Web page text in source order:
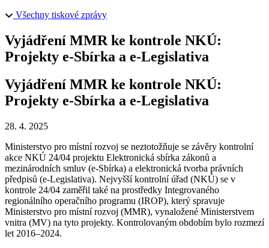
Všechny tiskové zprávy
Vyjádření MMR ke kontrole NKÚ:
Projekty e-Sbírka a e-Legislativa
Vyjádření MMR ke kontrole NKÚ:
Projekty e-Sbírka a e-Legislativa
28. 4. 2025
Ministerstvo pro místní rozvoj se neztotožňuje se závěry kontrolní
akce NKÚ 24/04 projektu Elektronická sbírka zákonů a
mezinárodních smluv (e-Sbírka) a elektronická tvorba právních
předpisů (e-Legislativa). Nejvyšší kontrolní úřad (NKÚ) se v
kontrole 24/04 zaměřil také na prostředky Integrovaného
regionálního operačního programu (IROP), který spravuje
Ministerstvo pro místní rozvoj (MMR), vynaložené Ministerstvem
vnitra (MV) na tyto projekty. Kontrolovaným obdobím bylo rozmezí
let 2016–2024.